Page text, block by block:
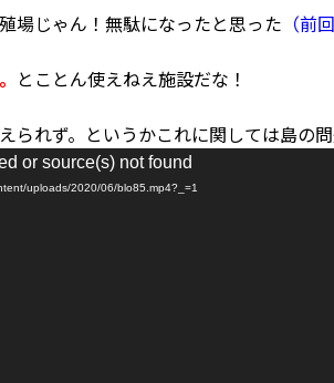
場じゃん！無駄になったと思った （前
とことん使えねえ施設だな！
られず。というかこれに関しては島の問
or source(s) not found
uploads/2020/06/blo85.mp4?_=1